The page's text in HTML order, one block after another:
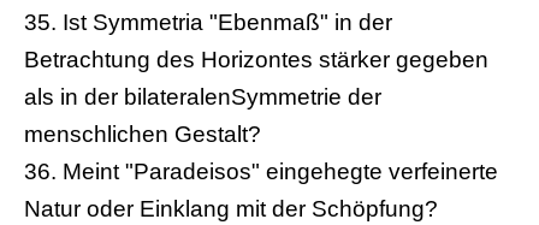
35. Ist Symmetria "Ebenmaß" in der
Betrachtung des Horizontes stärker gegeben
als in der bilateralenSymmetrie der
menschlichen Gestalt?
36. Meint "Paradeisos" eingehegte verfeinerte
Natur oder Einklang mit der Schöpfung?